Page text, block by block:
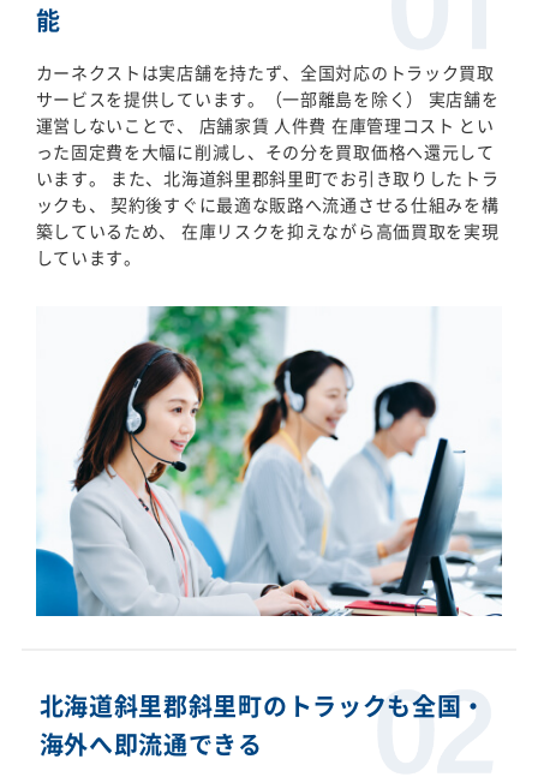
能
カーネクストは実店舗を持たず、全国対応のトラック買取
サービスを提供しています。（一部離島を除く） 実店舗を
運営しないことで、 店舗家賃 人件費 在庫管理コスト とい
った固定費を大幅に削減し、その分を買取価格へ還元して
います。 また、北海道斜里郡斜里町でお引き取りしたトラ
ックも、 契約後すぐに最適な販路へ流通させる仕組みを構
築しているため、 在庫リスクを抑えながら高価買取を実現
しています。
北海道斜里郡斜里町のトラックも全国・
海外へ即流通できる